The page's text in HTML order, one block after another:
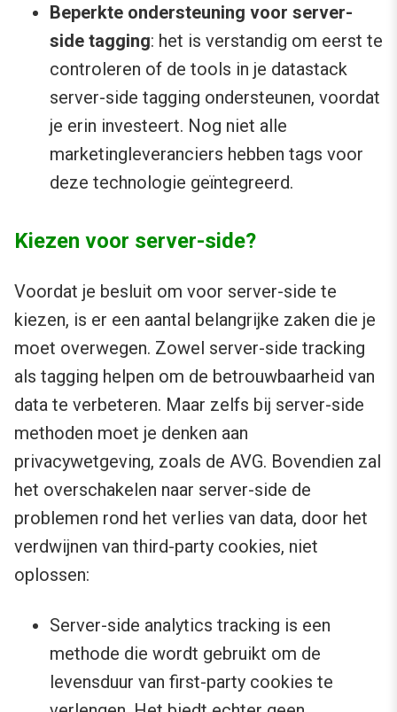
Beperkte ondersteuning voor server-
side tagging: het is verstandig om eerst te
controleren of de tools in je datastack
server-side tagging ondersteunen, voordat
je erin investeert. Nog niet alle
marketingleveranciers hebben tags voor
deze technologie geïntegreerd.
Kiezen voor server-side?
Voordat je besluit om voor server-side te
kiezen, is er een aantal belangrijke zaken die je
moet overwegen. Zowel server-side tracking
als tagging helpen om de betrouwbaarheid van
data te verbeteren. Maar zelfs bij server-side
methoden moet je denken aan
privacywetgeving, zoals de AVG. Bovendien zal
het overschakelen naar server-side de
problemen rond het verlies van data, door het
verdwijnen van third-party cookies, niet
oplossen:
Server-side analytics tracking is een
methode die wordt gebruikt om de
levensduur van first-party cookies te